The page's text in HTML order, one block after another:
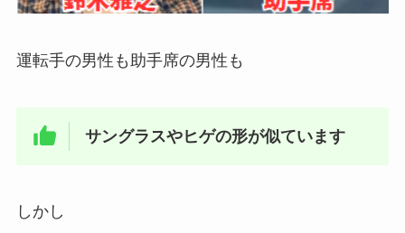
運転手の男性も助手席の男性も
サングラスやヒゲの形が似ています
しかし